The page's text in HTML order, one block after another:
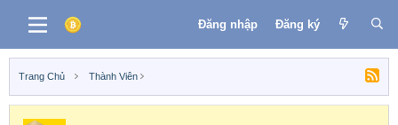
Đăng nhập Đăng ký
Trang Chủ Thành Viên